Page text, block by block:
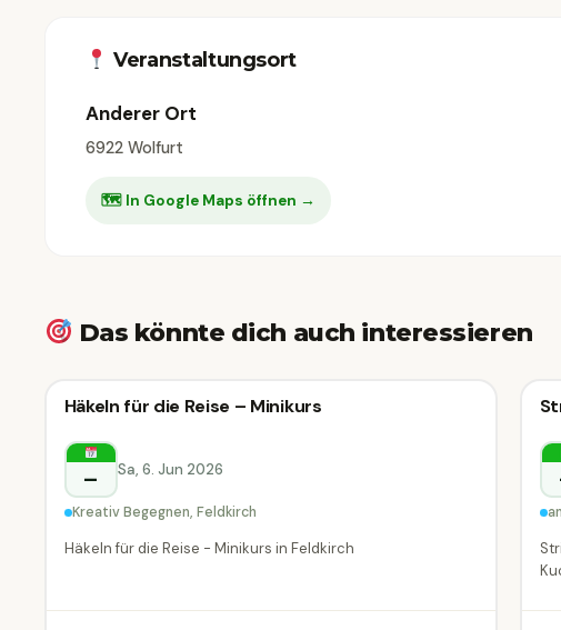
Veranstaltungsort
Anderer Ort
6922 Wolfurt
🗺 In Google Maps öffnen →
Das könnte dich auch interessieren
Kreativ-Workshop
Feldkirch
Kreativ-Workshop
Häkeln für die Reise – Minikurs
– Sa, 6. Jun 2026
Kreativ Begegnen, Feldkirch
Häkeln für die Reise - Minikurs in Feldkirch